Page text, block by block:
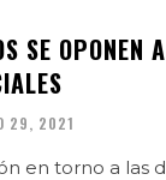
SE OPONEN
29, 2021
en torno a las